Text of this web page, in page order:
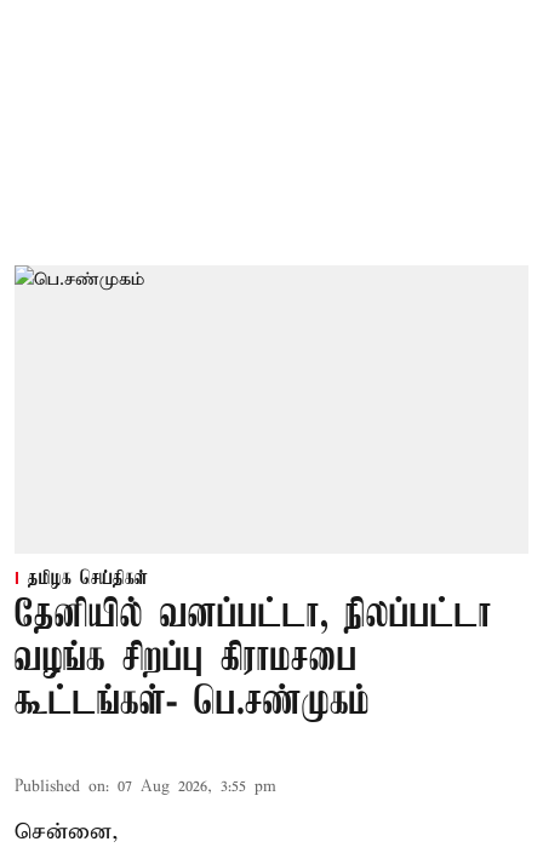
தமிழக செய்திகள்
தேனியில் வனப்பட்டா, நிலப்பட்டா
வழங்க சிறப்பு கிராமசபை
கூட்டங்கள்- பெ.சண்முகம்
Published on: 07 Aug 2026, 3:55 pm
சென்னை,